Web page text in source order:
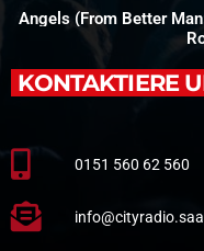
Angels (From Better
KONTAKTIERE
0151 560 62 560